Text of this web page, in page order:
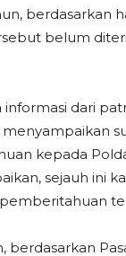
berdasarkan
belum
dari
kepada
sejauh ini
berdasarkan